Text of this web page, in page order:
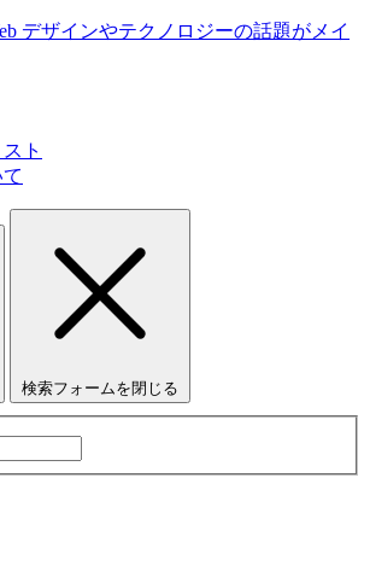
デザインやテクノロジーの話題がメイ
ト
検索フォームを閉じる